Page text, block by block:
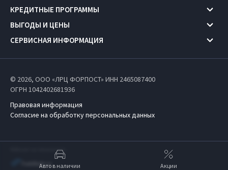
КРЕДИТНЫЕ ПРОГРАММЫ
ВЫГОДЫ И ЦЕНЫ
СЕРВИСНАЯ ИНФОРМАЦИЯ
© 2026, ООО «ЛРЦ ФОРПОСТ» ИНН 2465087400
ОГРН 1042402681936
Правовая информация
Согласие на обработку персональных данных
Работает на технологиях
Авто в наличии Акции